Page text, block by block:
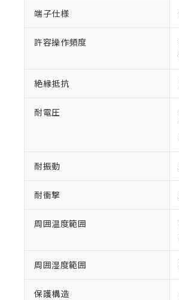
端子仕様
許容操作頻度
絶縁抵抗
耐電圧
耐振動
耐衝撃
周囲温度範囲
周囲湿度範囲
保護構造